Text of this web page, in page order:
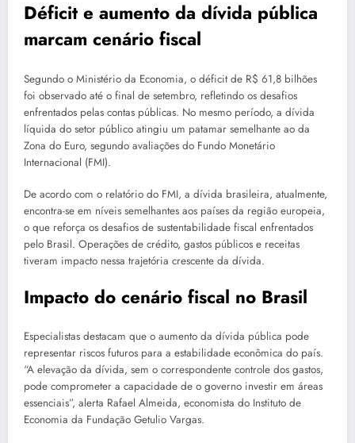
Déficit e aumento da dívida pública
marcam cenário fiscal
Segundo o Ministério da Economia, o déficit de R$ 61,8 bilhões
foi observado até o final de setembro, refletindo os desafios
enfrentados pelas contas públicas. No mesmo período, a dívida
líquida do setor público atingiu um patamar semelhante ao da
Zona do Euro, segundo avaliações do Fundo Monetário
Internacional (FMI).
De acordo com o relatório do FMI, a dívida brasileira, atualmente,
encontra-se em níveis semelhantes aos países da região europeia,
o que reforça os desafios de sustentabilidade fiscal enfrentados
pelo Brasil. Operações de crédito, gastos públicos e receitas
tiveram impacto nessa trajetória crescente da dívida.
Impacto do cenário fiscal no Brasil
Especialistas destacam que o aumento da dívida pública pode
representar riscos futuros para a estabilidade econômica do país.
“A elevação da dívida, sem o correspondente controle dos gastos,
pode comprometer a capacidade de o governo investir em áreas
essenciais”, alerta Rafael Almeida, economista do Instituto de
Economia da Fundação Getulio Vargas.